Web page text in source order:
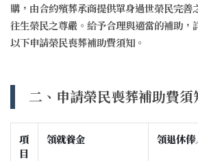
購，由合約殯葬承商提供單身過世榮民完善
往生榮民之尊嚴。給予合理與適當的補助，
以下申請榮民喪葬補助費須知。
二、申請榮民喪葬補助費須
項
目
領就養金 領退休